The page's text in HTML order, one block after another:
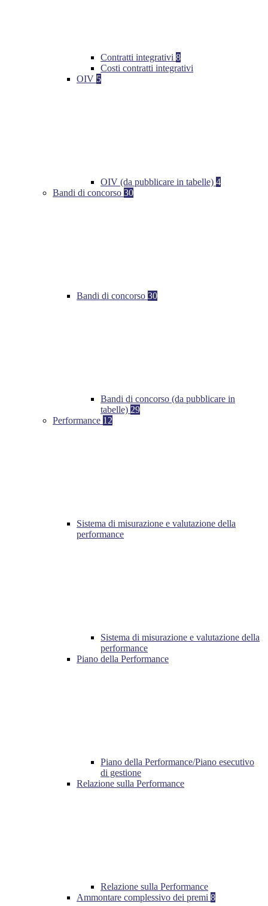
Contratti integrativi 8
Costi contratti integrativi
OIV 5
OIV (da pubblicare in tabelle) 4
Bandi di concorso 30
Bandi di concorso 30
Bandi di concorso (da pubblicare in
tabelle) 29
Performance 12
Sistema di misurazione e valutazione della
performance
Sistema di misurazione e valutazione della
performance
Piano della Performance
Piano della Performance/Piano esecutivo
di gestione
Relazione sulla Performance
Relazione sulla Performance
Ammontare complessivo dei premi 8